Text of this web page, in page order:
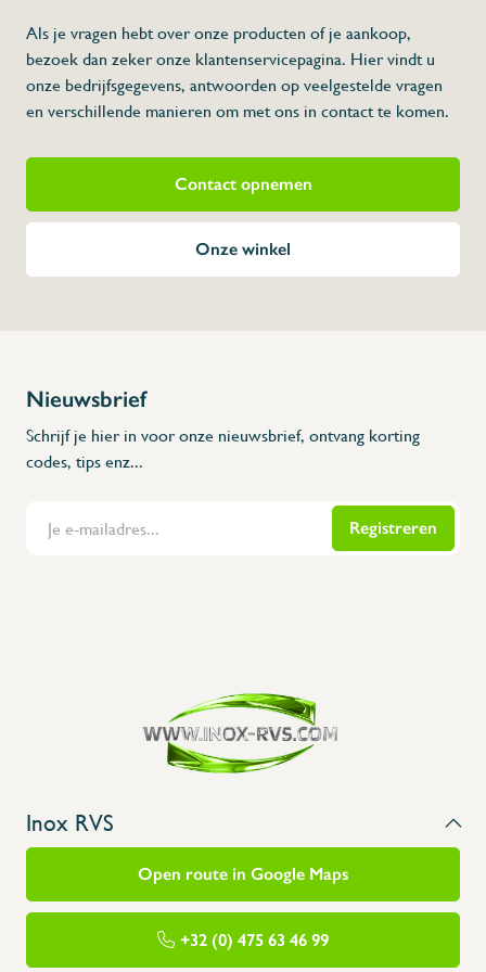
Flanders Inox | Karperstraat 6, 8400 Oostende | België | BNP Paribas Fortis:
Als je vragen hebt over onze producten of je aankoop,
bezoek dan zeker onze klantenservicepagina. Hier vindt u
onze bedrijfsgegevens, antwoorden op veelgestelde vragen
en verschillende manieren om met ons in contact te komen.
Contact opnemen
Onze winkel
Nieuwsbrief
Schrijf je hier in voor onze nieuwsbrief, ontvang korting
codes, tips enz...
Registreren
Inox RVS
Open route in Google Maps
+32 (0) 475 63 46 99